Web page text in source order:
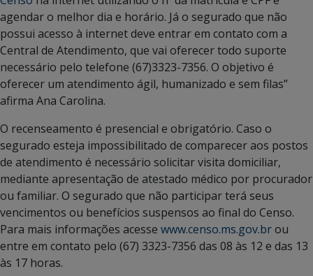
agendar o melhor dia e horário. Já o segurado que não
possui acesso à internet deve entrar em contato com a
Central de Atendimento, que vai oferecer todo suporte
necessário pelo telefone (67)3323-7356. O objetivo é
oferecer um atendimento ágil, humanizado e sem filas”
afirma Ana Carolina.
O recenseamento é presencial e obrigatório. Caso o
segurado esteja impossibilitado de comparecer aos postos
de atendimento é necessário solicitar visita domiciliar,
mediante apresentação de atestado médico por procurador
ou familiar. O segurado que não participar terá seus
vencimentos ou benefícios suspensos ao final do Censo.
Para mais informações acesse www.censo.ms.gov.brou
entre em contato pelo (67) 3323-7356 das 08 às 12 e das 13
às 17 horas.